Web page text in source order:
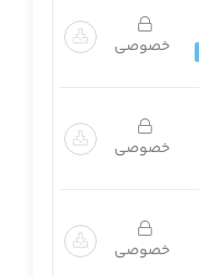
خصوصی
خصوصی
خصوصی